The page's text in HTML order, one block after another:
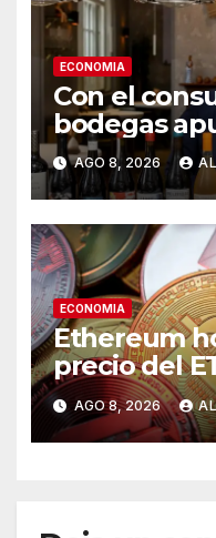
ECONOMIA
Con el
bodegas
argentino
gourmet
AGO 8, 2026
ECONOMIA
Ethereum
precio del
de agosto
AGO 8, 2026